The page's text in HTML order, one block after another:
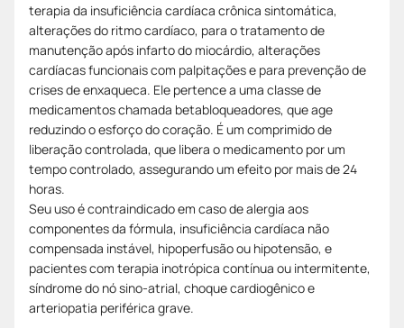
terapia da insuficiência cardíaca crônica sintomática,
alterações do ritmo cardíaco, para o tratamento de
manutenção após infarto do miocárdio, alterações
cardíacas funcionais com palpitações e para prevenção de
crises de enxaqueca. Ele pertence a uma classe de
medicamentos chamada betabloqueadores, que age
reduzindo o esforço do coração. É um comprimido de
liberação controlada, que libera o medicamento por um
tempo controlado, assegurando um efeito por mais de 24
horas.
Seu uso é contraindicado em caso de alergia aos
componentes da fórmula, insuficiência cardíaca não
compensada instável, hipoperfusão ou hipotensão, e
pacientes com terapia inotrópica contínua ou intermitente,
síndrome do nó sino-atrial, choque cardiogênico e
arteriopatia periférica grave.